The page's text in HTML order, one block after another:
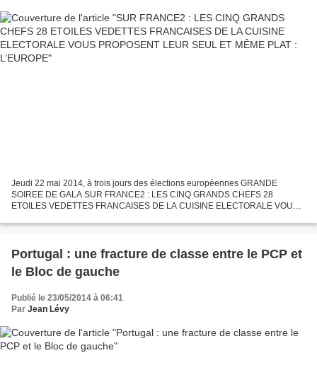
Jeudi 22 mai 2014, à trois jours des élections européennes GRANDE
SOIREE DE GALA SUR FRANCE2 : LES CINQ GRANDS CHEFS 28
ETOILES VEDETTES FRANCAISES DE LA CUISINE ELECTORALE VOUS
VARIE … L’EUROPE...
Portugal : une fracture de classe entre le PCP et
le Bloc de gauche
Publié le 23/05/2014 à 06:41
Par Jean Lévy